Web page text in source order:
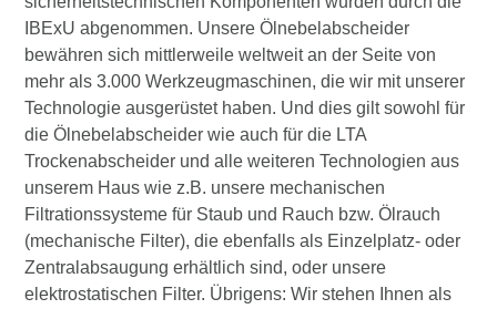
IBExU abgenommen. Unsere Ölnebelabscheider
bewähren sich mittlerweile weltweit an der Seite von
mehr als 3.000 Werkzeugmaschinen, die wir mit unserer
Technologie ausgerüstet haben. Und dies gilt sowohl für
die Ölnebelabscheider wie auch für die LTA
Trockenabscheider und alle weiteren Technologien aus
unserem Haus wie z.B. unsere mechanischen
Filtrationssysteme für Staub und Rauch bzw. Ölrauch
(mechanische Filter), die ebenfalls als Einzelplatz- oder
Zentralabsaugung erhältlich sind, oder unsere
elektrostatischen Filter. Übrigens: Wir stehen Ihnen als